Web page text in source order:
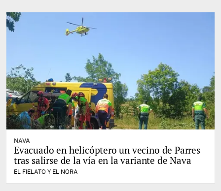
NAVA
Evacuado en helicóptero un vecino de Parres
tras salirse de la vía en la variante de Nava
EL FIELATO Y EL NORA